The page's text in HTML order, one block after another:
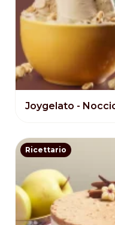
Joygelato -
Ricettario